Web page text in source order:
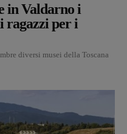
in Valdarno i
ragazzi per i
diversi musei della Toscana